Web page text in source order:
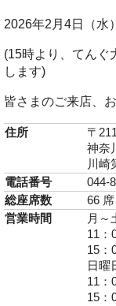
2026年2月4日（水
(15時より、てんぐ
します)
皆さまのご来店、
住所
〒
神奈
川崎
電話番号
044-
総座席数
66 席
営業時間
月～
11：
15：
日曜
11：
15：